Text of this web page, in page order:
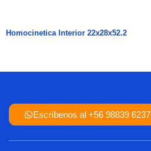
Homocinetica Interior 22x28x52.2
Escríbenos al +56 98839 6237